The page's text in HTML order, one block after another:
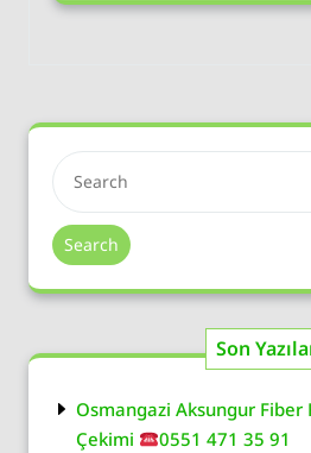
Search
Son
Osmangazi Aksungur Fiber
Çekimi
0551 471 35 91